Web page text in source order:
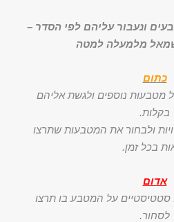
ונעבור עליהם לפי הסדר –
מלמעלה למטה
כתום
מטבעות נוספים ולגשת אליהם
בקלות.
ולבחור את המטבעות שתרצו
בכל זמן.
אדום
סטטיסטיים על המטבע בו תרצו
לסחור.